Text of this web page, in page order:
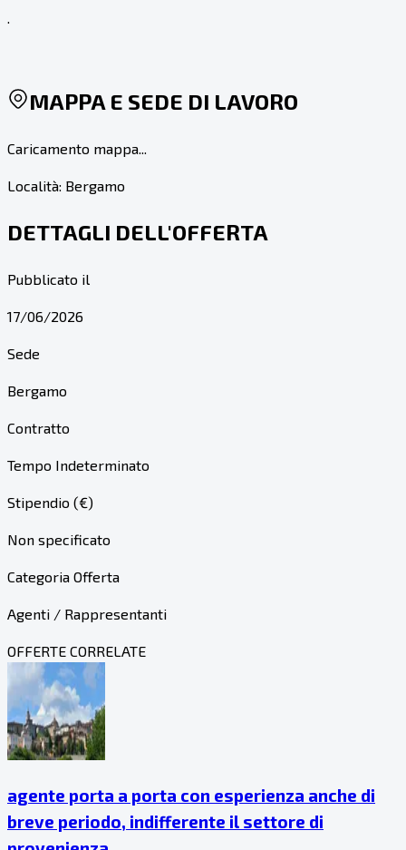
.
MAPPA E SEDE DI LAVORO
Caricamento mappa...
Località: Bergamo
DETTAGLI DELL'OFFERTA
Pubblicato il
17/06/2026
Sede
Bergamo
Contratto
Tempo Indeterminato
Stipendio (€)
Non specificato
Categoria Offerta
Agenti / Rappresentanti
OFFERTE CORRELATE
agente porta a porta con esperienza anche di
breve periodo, indifferente il settore di